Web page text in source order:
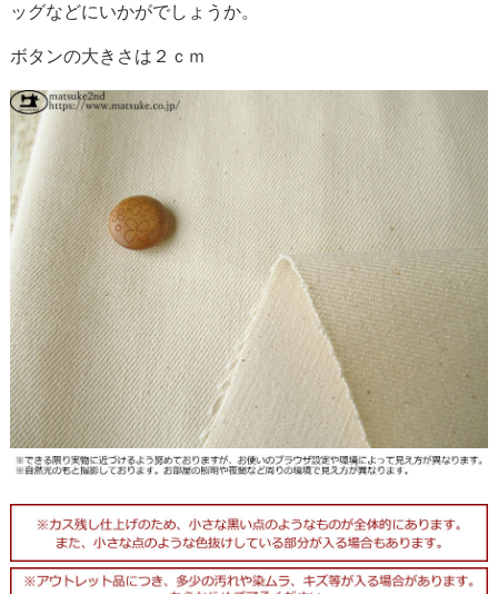
ッグなどにいかがでしょうか。
ボタンの大きさは２ｃｍ